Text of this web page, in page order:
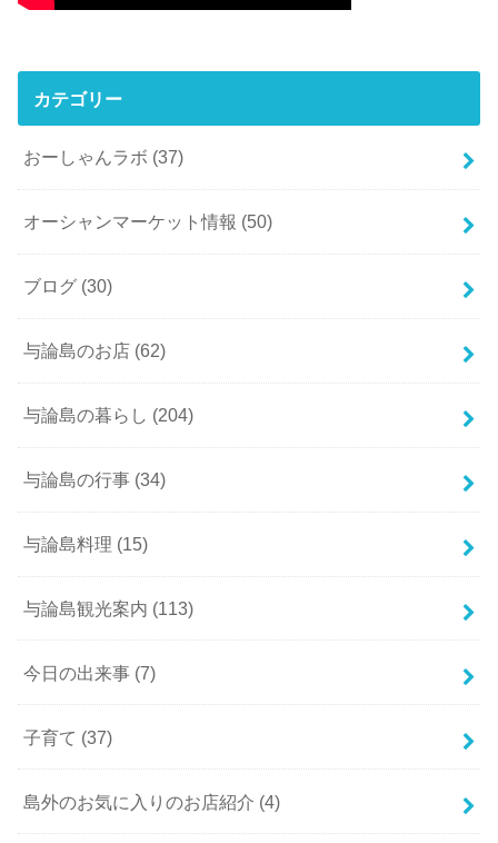
カテゴリー
おーしゃんラボ (37)
オーシャンマーケット情報 (50)
ブログ (30)
与論島のお店 (62)
与論島の暮らし (204)
与論島の行事 (34)
与論島料理 (15)
与論島観光案内 (113)
今日の出来事 (7)
子育て (37)
島外のお気に入りのお店紹介 (4)